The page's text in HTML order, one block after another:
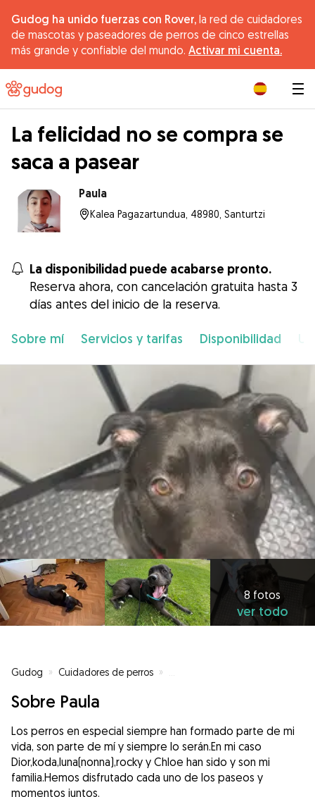
Gudog ha unido fuerzas con Rover, la red de cuidadores
de mascotas y paseadores de perros de cinco estrellas
más grande y confiable del mundo. Activar mi cuenta.
La felicidad no se compra se
saca a pasear
Paula
Kalea Pagazartundua, 48980, Santurtzi
La disponibilidad puede acabarse pronto.
Reserva ahora, con cancelación gratuita hasta 3
días antes del inicio de la reserva.
Sobre mí Servicios y tarifas Disponibilidad
8 fotos
ver todo
Gudog » Cuidadores de perros »
Sobre Paula
Los perros en especial siempre han formado parte de mi
vida, son parte de mí y siempre lo serán.En mi caso
Dior,koda,luna(nonna),rocky y Chloe han sido y son mi
familia.Hemos disfrutado cada uno de los paseos y
momentos juntos.